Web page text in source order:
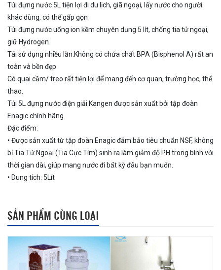
Túi đựng nước 5L tiện lợi đi du lịch, giã ngoại, lấy nước cho người
khác dùng, có thể gấp gọn
Túi đựng nước uống ion kềm chuyên dụng 5 lít, chống tia tử ngoại,
giữ Hydrogen
Tái sử dụng nhiều lần.Không có chứa chất BPA (Bisphenol A) rất an
toàn và bền đẹp
Có quai cầm/ treo rất tiện lợi để mang đến cơ quan, trường học, thể
thao.
Túi 5L đựng nước điện giải Kangen được sản xuất bởi tập đoàn
Enagic chính hãng.
Đặc điểm:
• Được sản xuất từ tập đoàn Enagic đảm bảo tiêu chuẩn NSF, không
bị Tia Tử Ngoại (Tia Cực Tím) sinh ra làm giảm độ PH trong bình với
thời gian dài, giúp mang nước đi bất kỳ đâu bạn muốn.
• Dung tích: 5Lít
SẢN PHẨM CÙNG LOẠI